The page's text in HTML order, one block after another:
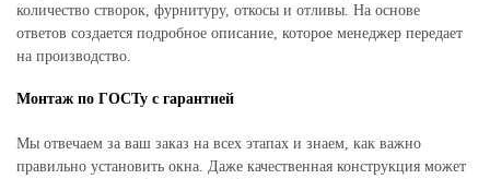
количество створок, фурнитуру, откосы и отливы. На основе
ответов создается подробное описание, которое менеджер передает
на производство.
Монтаж по ГОСТу с гарантией
Мы отвечаем за ваш заказ на всех этапах и знаем, как важно
правильно установить окна. Даже качественная конструкция может